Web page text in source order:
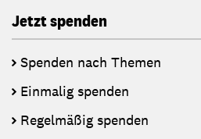
Jetzt spenden
Spenden nach Themen
Einmalig spenden
Regelmäßig spenden